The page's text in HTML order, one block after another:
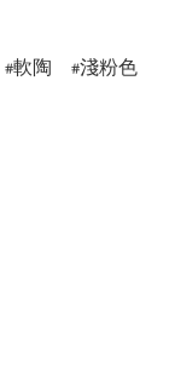
軟陶 淺粉色